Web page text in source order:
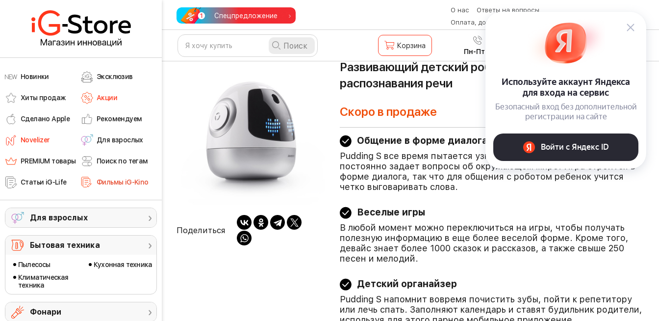
Новинки Эксклюзив
Хиты продаж Акции
Сделано Apple Рекомендуем
Novelizer Для взрослых
PREMIUM товары Поиск по тегам
Статьи iG-Life Фильмы iG-Kino
Для взрослых
Бытовая техника
Пылесосы
Климатическая
техника
Кухонная техника
Фонари
Спецпредложение
О нас
Ответы на вопросы
Оплата, доставка и возврат товара
Контакты
Поиск Корзина 8 (800) 600-28-07
Пн-Пт с 9:00 до 19:00
Поделиться
Развивающий детский робот Pudding S с функцией
распознавания речи
Скоро в продаже
Общение в форме диалога
Pudding S все время пытается узнать что-то новое, поэтому
постоянно задает вопросы об окружающем мире. Игра строится в
форме диалога, так что для общения с роботом ребенок учится
четко выговаривать слова.
Веселые игры
В любой момент можно переключиться на игры, чтобы получать
полезную информацию в еще более веселой форме. Кроме того,
девайс знает более 1000 сказок и рассказов, а также свыше 250
песен и мелодий.
Детский органайзер
Pudding S напомнит вовремя почистить зубы, пойти к репетитору
или лечь спать. Заполняют календарь и ставят будильник родители,